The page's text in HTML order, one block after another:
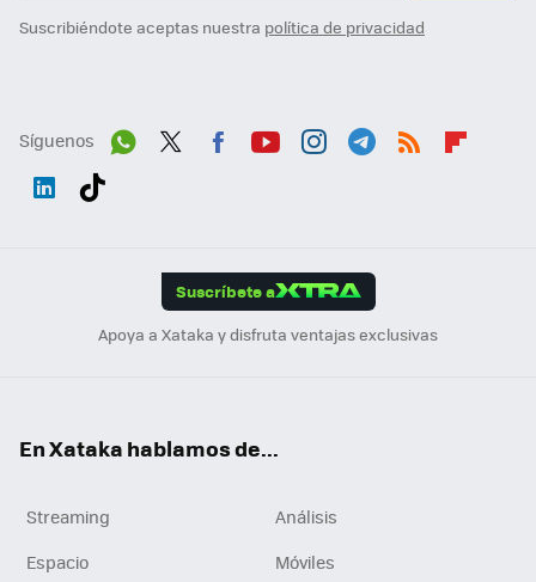
Suscribiéndote aceptas nuestra política de privacidad
Síguenos
Suscríbete a
Apoya a Xataka y disfruta ventajas exclusivas
En Xataka hablamos de...
Streaming
Análisis
Espacio
Móviles